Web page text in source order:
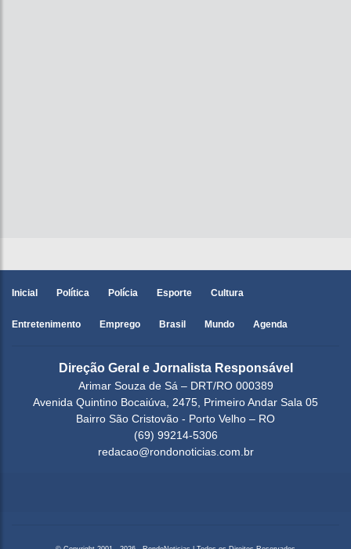
Inicial Política Polícia Esporte Cultura
Entretenimento Emprego Brasil Mundo Agenda
Direção Geral e Jornalista Responsável
Arimar Souza de Sá – DRT/RO 000389
Avenida Quintino Bocaiúva, 2475, Primeiro Andar Sala 05
Bairro São Cristovão - Porto Velho – RO
(69) 99214-5306
redacao@rondonoticias.com.br